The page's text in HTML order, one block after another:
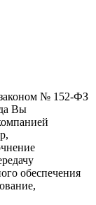
№ 152-ФЗ
Вы
обеспечения